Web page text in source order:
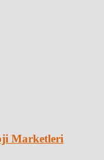
Marketleri